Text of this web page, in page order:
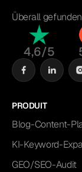
Überall
4,6/5
PRODUIT
Blog-Content-
KI-Keyword-
GEO/SEO-Audit